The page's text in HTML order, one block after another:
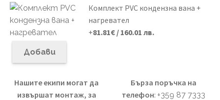
Комплект PVC кондензна вана +
нагревател
+81.81€ / 160.01 лв.
Добави
Нашите екипи могат да
извършат монтаж, за
Бърза поръчка на
телефон: +359 87 7333